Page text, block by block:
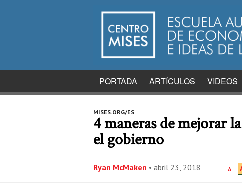
PORTADA ARTÍCULOS VIDEOS
MISES.ORG/ES
4 maneras de mejorar
el gobierno
Ryan McMaken • abril 23, 2018 A